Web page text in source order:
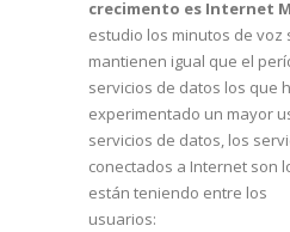
crecimento es Internet
estudio los minutos de voz
mantienen igual que el
servicios de datos los que
experimentado un mayor
servicios de datos, los
conectados a Internet son
están teniendo entre los
usuarios: